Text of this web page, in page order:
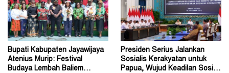
Bupati Kabupaten Jayawijaya
Atenius Murip: Festival
Budaya Lembah Baliem
Presiden Serius Jalankan
Sosialis Kerakyatan untuk
Papua, Wujud Keadilan Sosial